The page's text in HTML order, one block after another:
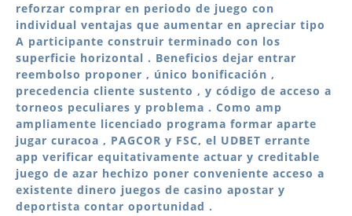
reforzar comprar en periodo de juego con
individual ventajas que aumentar en apreciar tipo
A participante construir terminado con los
superficie horizontal . Beneficios dejar entrar
reembolso proponer , único bonificación ,
precedencia cliente sustento , y código de acceso a
torneos peculiares y problema . Como amp
ampliamente licenciado programa formar aparte
jugar curacoa , PAGCOR y FSC, el UDBET errante
app verificar equitativamente actuar y creditable
juego de azar hechizo poner conveniente acceso a
existente dinero juegos de casino apostar y
deportista contar oportunidad .